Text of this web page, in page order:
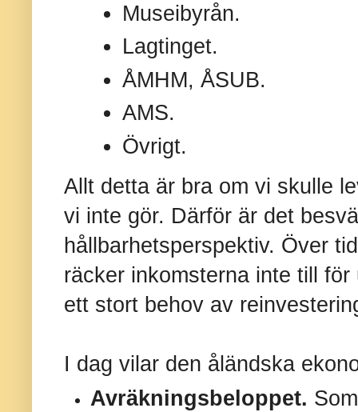
Museibyrån.
Lagtinget.
ÅMHM, ÅSUB.
AMS.
Övrigt.
Allt detta är bra om vi skulle
vi inte gör. Därför är det
hållbarhetsperspektiv. Över
räcker inkomsterna inte till
ett stort behov av
I dag vilar den åländska
Avräkningsbeloppet.